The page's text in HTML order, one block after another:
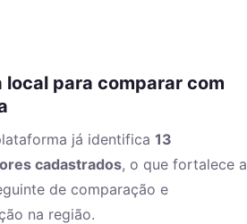
local para comparar com
já identifica13
cadastrados, o que fortalece a
de comparação e
na região.